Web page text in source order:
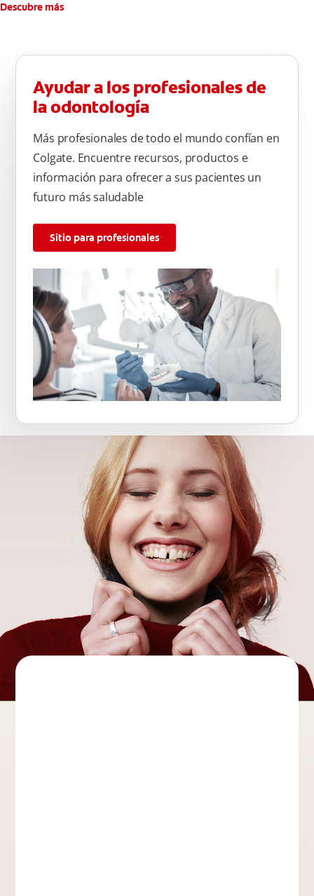
Descubre más
Ayudar a los profesionales de
la odontología
Más profesionales de todo el mundo confían en
Colgate. Encuentre recursos, productos e
información para ofrecer a sus pacientes un
futuro más saludable
Sitio para profesionales